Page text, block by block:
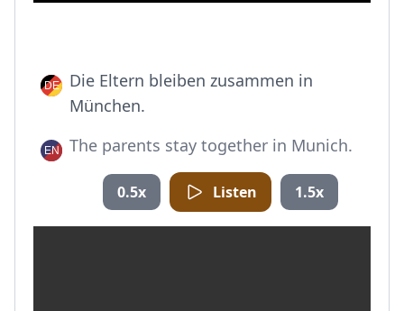
Die Eltern bleiben zusammen in
München.
The parents stay together in Munich.
0.5x Listen 1.5x